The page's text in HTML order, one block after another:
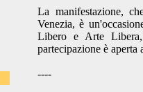
La manifestazione,
Venezia, è
Libero e Arte
partecipazione è aperta
----